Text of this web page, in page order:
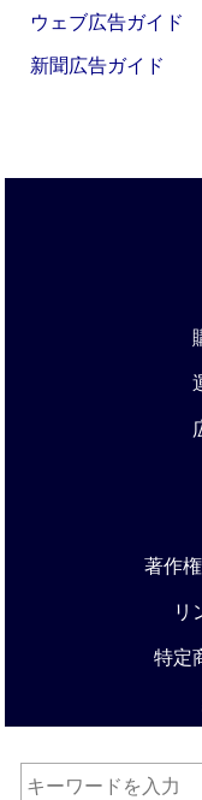
ウェブ広告ガイド
新聞広告ガイド
著作
リ
特定